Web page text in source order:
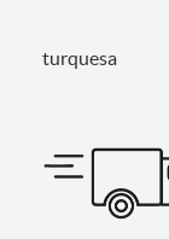
turquesa